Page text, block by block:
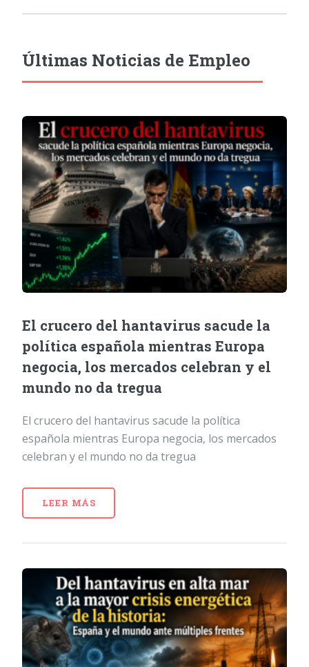
Últimas Noticias de Empleo
El crucero del hantavirus sacude la
política española mientras Europa
negocia, los mercados celebran y el
mundo no da tregua
El crucero del hantavirus sacude la política
española mientras Europa negocia, los mercados
celebran y el mundo no da tregua
LEER MÁS